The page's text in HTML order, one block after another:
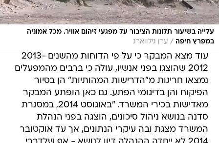
עלייה בשיעור תלונות הציבור על מפגעי זיהום אוויר. מכל אמוניה
במפרץ חיפה / ערן גילווארג
עוד מצא המבקר כי על פי הדוחות מהשנים 2013-
2012 שהוצגו בפני אנשיו, עולה כי ברבים מהמפעלים
נמצאו חריגות מ"הדרישות המהותיות" הן בסיור
הפיקוח והן בדיגומי הפתע. גם כאן הופתע המבקר
מאדישות בכירי המשרד. "באוגוסט 2014, במסגרת
סדנה בנושא ניהול סיכונים, הוצגה בפני הנהלת
המשרד מצגת ובה עיקרי הנתונים, אך עד אוקטובר